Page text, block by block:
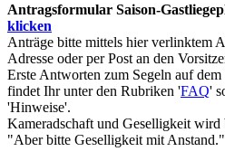
Antragsformular Saison-
klicken
Anträge bitte mittels hier verlinktem
Adresse oder per Post an den
Erste Antworten zum Segeln auf
findet Ihr unter den Rubriken 'FAQ'
'Hinweise'.
Kameradschaft und Geselligkeit wird
"Aber bitte Geselligkeit mit Anstand."